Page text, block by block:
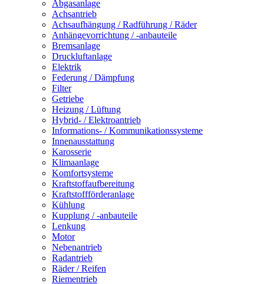
Abgasanlage
Achsantrieb
Achsaufhängung / Radführung / Räder
Anhängevorrichtung / -anbauteile
Bremsanlage
Druckluftanlage
Elektrik
Federung / Dämpfung
Filter
Getriebe
Heizung / Lüftung
Hybrid- / Elektroantrieb
Informations- / Kommunikationssysteme
Innenausstattung
Karosserie
Klimaanlage
Komfortsysteme
Kraftstoffaufbereitung
Kraftstoffförderanlage
Kühlung
Kupplung / -anbauteile
Lenkung
Motor
Nebenantrieb
Radantrieb
Räder / Reifen
Riementrieb